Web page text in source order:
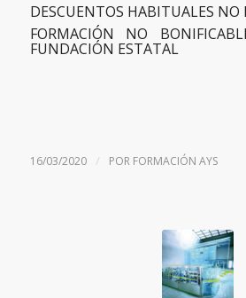
DESCUENTOS HABITUALES NO
FORMACIÓN NO
FUNDACIÓN ESTATAL
16/03/2020 / POR FORMACIÓN AYS